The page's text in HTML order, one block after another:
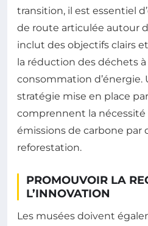
transition, il est essentiel
de route articulée autour
inclut des objectifs clairs
la réduction des déchets
consommation d’énergie.
stratégie mise en place
comprennent la
émissions de carbone par
reforestation.
PROMOUVOIR LA
L’INNOVATION
Les musées doivent